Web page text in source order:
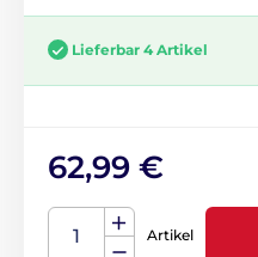
Lieferbar 4 Artikel
62,99 €
Artikel